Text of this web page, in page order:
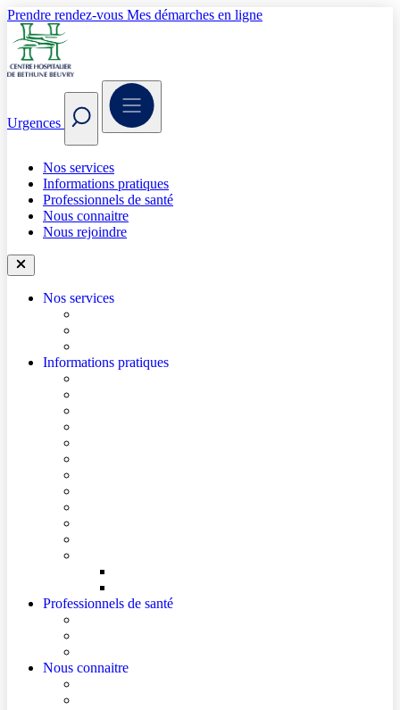
Prendre rendez-vous Mes démarches en ligne
Urgences
Nos services
Informations pratiques
Professionnels de santé
Nous connaitre
Nous rejoindre
Nos services
Informations pratiques
Professionnels de santé
Nous connaitre